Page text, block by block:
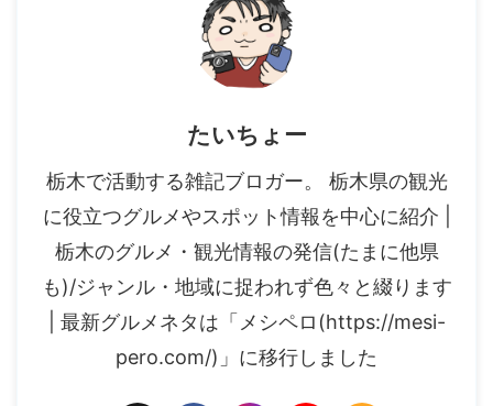
たいちょー
栃木で活動する雑記ブロガー。 栃木県の観光
に役立つグルメやスポット情報を中心に紹介 |
栃木のグルメ・観光情報の発信(たまに他県
も)/ジャンル・地域に捉われず色々と綴ります
| 最新グルメネタは「メシペロ(https://mesi-
pero.com/)」に移行しました